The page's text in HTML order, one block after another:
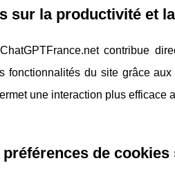
sur la productivité et
contribue
fonctionnalités du site grâce
une interaction plus
de cookies